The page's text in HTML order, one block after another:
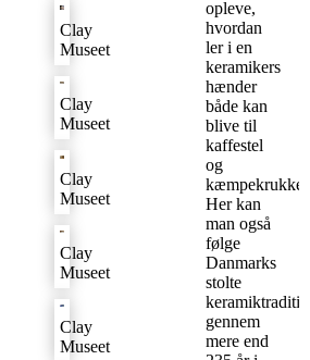
Clay
Museet
Clay
Museet
Clay
Museet
Clay
Museet
Clay
Museet
opleve,
hvordan
ler i en
keramikers
hænder
både kan
blive til
kaffestel
og
kæmpekrukker.
Her kan
man også
følge
Danmarks
stolte
keramiktradition
gennem
mere end